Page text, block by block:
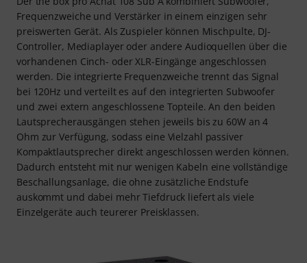
Frequenzweiche und Verstärker in einem einzigen sehr
preiswerten Gerät. Als Zuspieler können Mischpulte, DJ-
Controller, Mediaplayer oder andere Audioquellen über die
vorhandenen Cinch- oder XLR-Eingänge angeschlossen
werden. Die integrierte Frequenzweiche trennt das Signal
bei 120Hz und verteilt es auf den integrierten Subwoofer
und zwei extern angeschlossene Topteile. An den beiden
Lautsprecherausgängen stehen jeweils bis zu 60W an 4
Ohm zur Verfügung, sodass eine Vielzahl passiver
Kompaktlautsprecher direkt angeschlossen werden können.
Dadurch entsteht mit nur wenigen Kabeln eine vollständige
Beschallungsanlage, die ohne zusätzliche Endstufe
auskommt und dabei mehr Tiefdruck liefert als viele
Einzelgeräte auch teurerer Preisklassen.